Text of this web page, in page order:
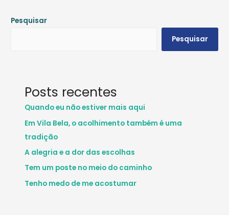
Pesquisar
Pesquisar
Posts recentes
Quando eu não estiver mais aqui
Em Vila Bela, o acolhimento também é uma
tradição
A alegria e a dor das escolhas
Tem um poste no meio do caminho
Tenho medo de me acostumar